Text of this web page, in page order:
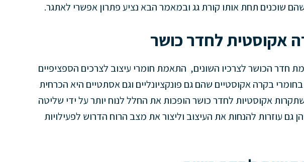
שוכנים תחת אותו קורת גג ובמאמר הבא נציע פתרון אפשרי לאתגר.
אקוסטית לחדר כושר
חדר הכושר לצרכיו השונים, התאמת חומרי עיצוב לצרכים הספציפיים
בקרה אקוסטיים שהם גם פונקציונליים וגם אסתטיים היא הכרחית
אקוסטיות לחדר כושר הופכות את החלל לנוח יותר על ידי שליטה
גם עוזרות להנחות את העיצוב וליצור את מצב הרוח הדרוש לפעילויות